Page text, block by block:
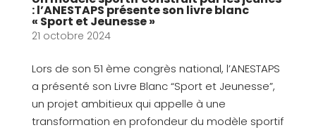
: l’ANESTAPS présente son livre blanc
« Sport et Jeunesse »
21 octobre 2024
Lors de son 51 ème congrès national, l’ANESTAPS
a présenté son Livre Blanc “Sport et Jeunesse”,
un projet ambitieux qui appelle à une
transformation en profondeur du modèle sportif